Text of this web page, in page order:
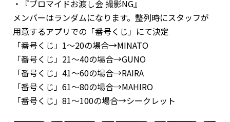
・『ブロマイドお渡し会 撮影NG』
メンバーはランダムになります。整列時にスタッフが
用意するアプリでの「番号くじ」にて決定
「番号くじ」1～20の場合→MINATO
「番号くじ」21～40の場合→GUNO
「番号くじ」41～60の場合→RAIRA
「番号くじ」61～80の場合→MAHIRO
「番号くじ」81～100の場合→シークレット